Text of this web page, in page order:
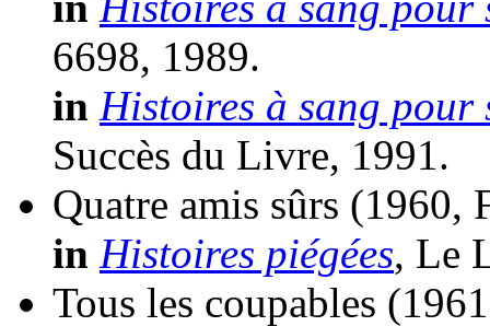
6698, 1989.
in Histoires à sang pour
Succès du Livre, 1991.
Quatre amis sûrs (1960,
in Histoires piégées, Le
Tous les coupables